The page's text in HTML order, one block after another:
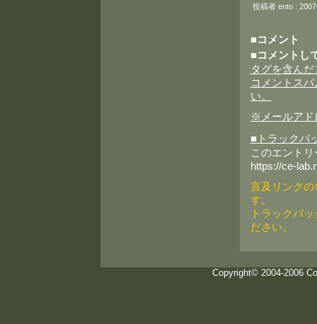
投稿者 ento :
■コメント
■コメントし
タグを含ん
コメントス
い。
※メールアド
■トラックバ
このエント
https://ce-
言及リンク
す。
トラックバ
ださい。
Copyright© 2004-2006